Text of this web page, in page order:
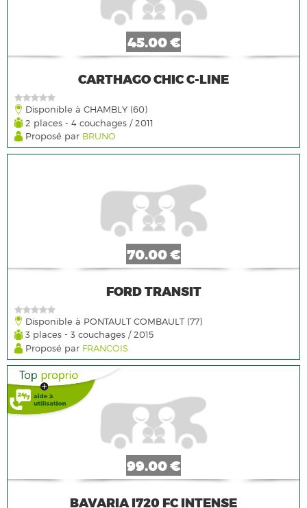
45.00 €
CARTHAGO CHIC C-LINE
Disponible à CHAMBLY (60)
2 places - 4 couchages / 2011
Proposé par BRUNO
70.00 €
FORD TRANSIT
Disponible à PONTAULT COMBAULT (77)
3 places - 3 couchages / 2015
Proposé par FRANCOIS
99.00 €
BAVARIA I720 FC INTENSE